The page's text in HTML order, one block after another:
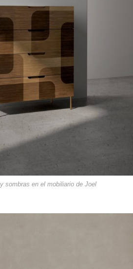
sombras en el mobiliario de Joel